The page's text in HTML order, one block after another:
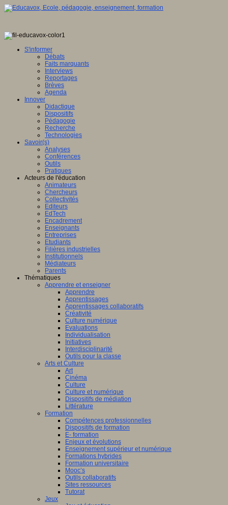
S'informer
Débats
Faits marquants
Interviews
Reportages
Brèves
Agenda
Innover
Didactique
Dispositifs
Pédagogie
Recherche
Technologies
Savoir(s)
Analyses
Conférences
Outils
Pratiques
Acteurs de l'éducation
Animateurs
Chercheurs
Collectivités
Editeurs
EdTech
Encadrement
Enseignants
Entreprises
Etudiants
Filières industrielles
Institutionnels
Médiateurs
Parents
Thématiques
Apprendre et enseigner
Apprendre
Apprentissages
Apprentissages collaboratifs
Créativité
Culture numérique
Evaluations
Individualisation
Initiatives
Interdisciplinarité
Outils pour la classe
Arts et Culture
Art
Cinéma
Culture
Culture et numérique
Dispositifs de médiation
Littérature
Formation
Compétences professionnelles
Dispositifs de formation
E- formation
Enjeux et évolutions
Enseignement supérieur et numérique
Formations hybrides
Formation universitaire
Mooc’s
Outils collaboratifs
Sites ressources
Tutorat
Jeux